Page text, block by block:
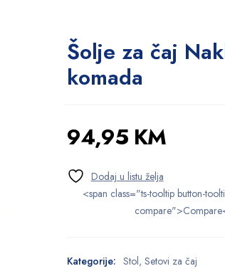
Šolje za čaj
komada
94,95 KM
<span class="ts-tooltip button-
Kategorije: Stol, Setovi za čaj